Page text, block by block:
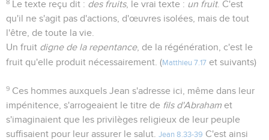
8 Le texte reçu dit : des fruits, le vrai texte : un fruit. C'est
qu'il ne s'agit pas d'actions, d'œuvres isolées, mais de tout
l'être, de toute la vie.
Un fruit digne de la repentance, de la régénération, c'est le
fruit qu'elle produit nécessairement. (Matthieu 7.17 et suivants)
9 Ces hommes auxquels Jean s'adresse ici, même dans leur
impénitence, s'arrogeaient le titre de fils d'Abraham et
s'imaginaient que les privilèges religieux de leur peuple
suffisaient pour leur assurer le salut.
Jean 8.33-39 C'est ainsi